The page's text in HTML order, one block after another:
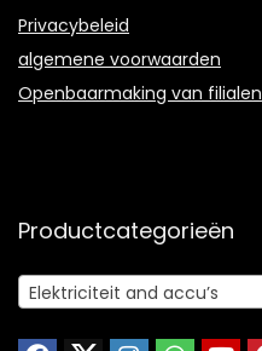
Privacybeleid
algemene voorwaarden
Openbaarmaking van filialen
Productcategorieën
Elektriciteit and accu’s